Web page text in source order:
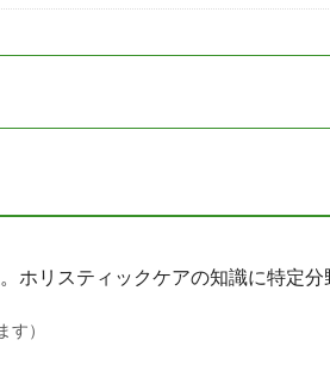
ホリスティックケアの知識に特定
）